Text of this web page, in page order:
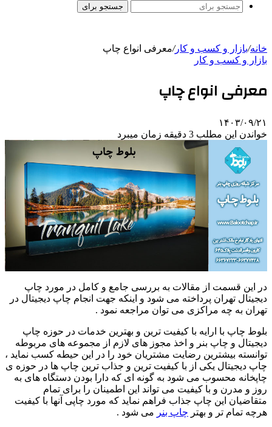
جستجو برای
خانه/بازار و کسب و کار/معرفی انواع چاپ
بازار و کسب و کار
معرفی انواع چاپ
۱۴۰۳/۰۹/۲۱
خواندن این مطلب 3 دقیقه زمان میبرد
در این قسمت از مقالات به بررسی جامع و کامل در مورد چاپ
دیجیتال تهران پرداخته می شود و اینکه جهت انجام چاپ دیجیتال در
تهران به چه مراکزی می توان مراجعه نمود .
بلوط چاپ با ارایه با کیفیت ترین و بهترین خدمات در حوزه چاپ
دیجیتال و چاپ بنر و اخذ مجوز های لازم از مجموعه های مربوطه
توانسته بیشترین رضایت مشتریان خود را در این حیطه کسب نماید ،
چاپ دیجیتال یکی از با کیفیت ترین و جذاب ترین چاپ ها در حوزه ی
چاپخانه محسوب می شود به گونه ای که دارا بودن دستگاه های به
روز و مدرن و با کیفیت می تواند این اطمینان را برای تمام
متقاضیان این چاپ جذاب فراهم نماید که مورد چاپی آنها با کیفیت
هرچه تمام تر و بهتر چاپ بنر می شود .